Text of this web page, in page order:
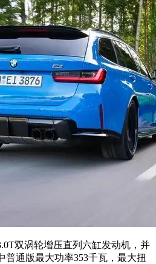
双涡轮增压直列六缸发动机，并
普通版最大功率353千瓦，最大扭